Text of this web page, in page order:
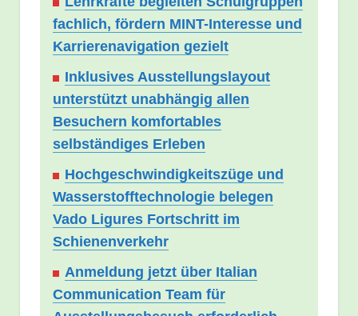
fachlich, fördern MINT-Interesse und
Karrierenavigation gezielt
Inklusives Ausstellungslayout
unterstützt unabhängig allen
Besuchern komfortables
selbständiges Erleben
Hochgeschwindigkeitszüge und
Wasserstofftechnologie belegen
Vado Ligures Fortschritt im
Schienenverkehr
Anmeldung jetzt über Italian
Communication Team für